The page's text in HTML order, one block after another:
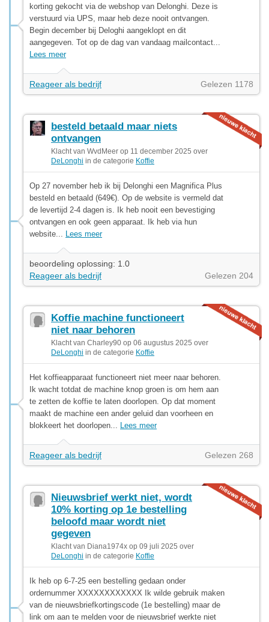
korting gekocht via de webshop van Delonghi. Deze is
verstuurd via UPS, maar heb deze nooit ontvangen.
Begin december bij Deloghi aangeklopt en dit
aangegeven. Tot op de dag van vandaag mailcontact...
Lees meer
Reageer als bedrijf Gelezen 1178
besteld betaald maar niets
ontvangen
Klacht van WvdMeer op 11 december 2025 over
DeLonghi in de categorie Koffie
Op 27 november heb ik bij Delonghi een Magnifica Plus
besteld en betaald (649€). Op de website is vermeld dat
de levertijd 2-4 dagen is. Ik heb nooit een bevestiging
ontvangen en ook geen apparaat. Ik heb via hun
website... Lees meer
beoordeling oplossing: 1.0
Reageer als bedrijf
Gelezen 204
Koffie machine functioneert
niet naar behoren
Klacht van Charley90 op 06 augustus 2025 over
DeLonghi in de categorie Koffie
Het koffieapparaat functioneert niet meer naar behoren.
Ik wacht totdat de machine knop groen is om hem aan
te zetten de koffie te laten doorlopen. Op dat moment
maakt de machine een ander geluid dan voorheen en
blokkeert het doorlopen... Lees meer
Reageer als bedrijf Gelezen 268
Nieuwsbrief werkt niet, wordt
10% korting op 1e bestelling
beloofd maar wordt niet
gegeven
Klacht van Diana1974x op 09 juli 2025 over
DeLonghi in de categorie Koffie
Ik heb op 6-7-25 een bestelling gedaan onder
ordernummer XXXXXXXXXXXX Ik wilde gebruik maken
van de nieuwsbriefkortingscode (1e bestelling) maar de
link om aan te melden voor de nieuwsbrief werkte niet